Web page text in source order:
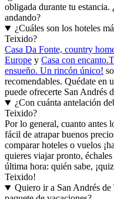
obligada durante tu
andando?
¿Cuáles son los hoteles
Teixido?
Casa Da Fonte, country
Europe y Casa con
ensueño. Un rincón único!
recomendables. Quédate en
puede ofrecerte San Andrés
¿Con cuánta antelación
Teixido?
Por lo general, cuanto antes
fácil de atrapar buenos
comparar hoteles o vuelos
quieres viajar pronto,
última hora: quién sabe,
Teixido!
Quiero ir a San Andrés